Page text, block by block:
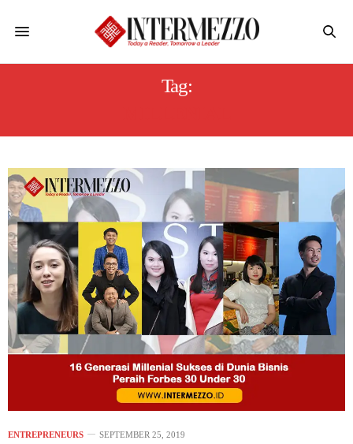
Tag:
ENTREPRENEURS SEPTEMBER 25, 2019